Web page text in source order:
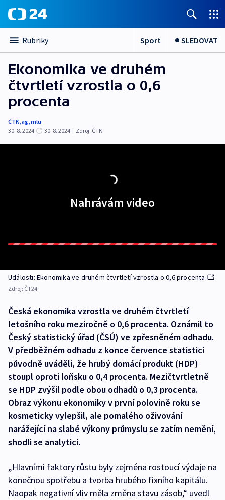
Rubriky Sport SLEDOVAT
Ekonomika ve druhém
čtvrtletí vzrostla o 0,6
procenta
ČTK,ag,mlu
30. 8. 2024
30. 8. 2024 | Zdroj: ČTK
Nahrávám video
Události: Ekonomika ve druhém čtvrtletí vzrostla o 0,6 procenta
Zdroj: ČT24
Česká ekonomika vzrostla ve druhém čtvrtletí
letošního roku meziročně o 0,6 procenta. Oznámil to
Český statistický úřad (ČSÚ) ve zpřesněném odhadu.
V předběžném odhadu z konce července statistici
původně uváděli, že hrubý domácí produkt (HDP)
stoupl oproti loňsku o 0,4 procenta. Mezičtvrtletně
se HDP zvýšil podle obou odhadů o 0,3 procenta.
Obraz výkonu ekonomiky v první polovině roku se
kosmeticky vylepšil, ale pomalého oživování
narážející na slabé výkony průmyslu se zatím nemění,
shodli se analytici.
„Hlavními faktory růstu byly zejména rostoucí výdaje na
konečnou spotřebu a tvorba hrubého fixního kapitálu.
Naopak negativní vliv měla změna stavu zásob,“ uvedl